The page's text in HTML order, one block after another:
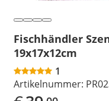
Fischhändler
19x17x12cm
1
Artikelnummer: